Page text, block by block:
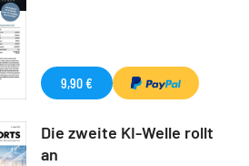
9,90 €
Die zweite KI-Welle rollt
an